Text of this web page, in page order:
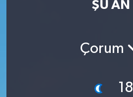
ŞU AN
Çorum
18